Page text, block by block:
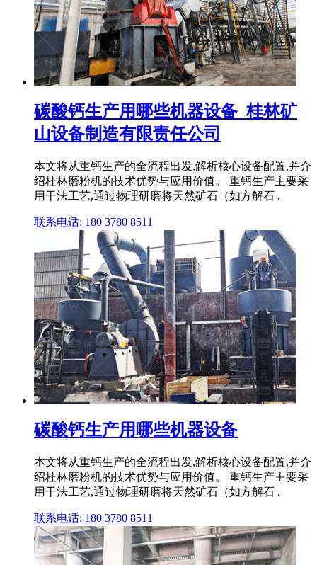
碳酸钙生产用哪些机器设备_桂林矿
山设备制造有限责任公司
本文将从重钙生产的全流程出发,解析核心设备配置,并介
绍桂林磨粉机的技术优势与应用价值。 重钙生产主要采
用干法工艺,通过物理研磨将天然矿石（如方解石 .
联系电话: 180 3780 8511
碳酸钙生产用哪些机器设备
本文将从重钙生产的全流程出发,解析核心设备配置,并介
绍桂林磨粉机的技术优势与应用价值。 重钙生产主要采
用干法工艺,通过物理研磨将天然矿石（如方解石 .
联系电话: 180 3780 8511